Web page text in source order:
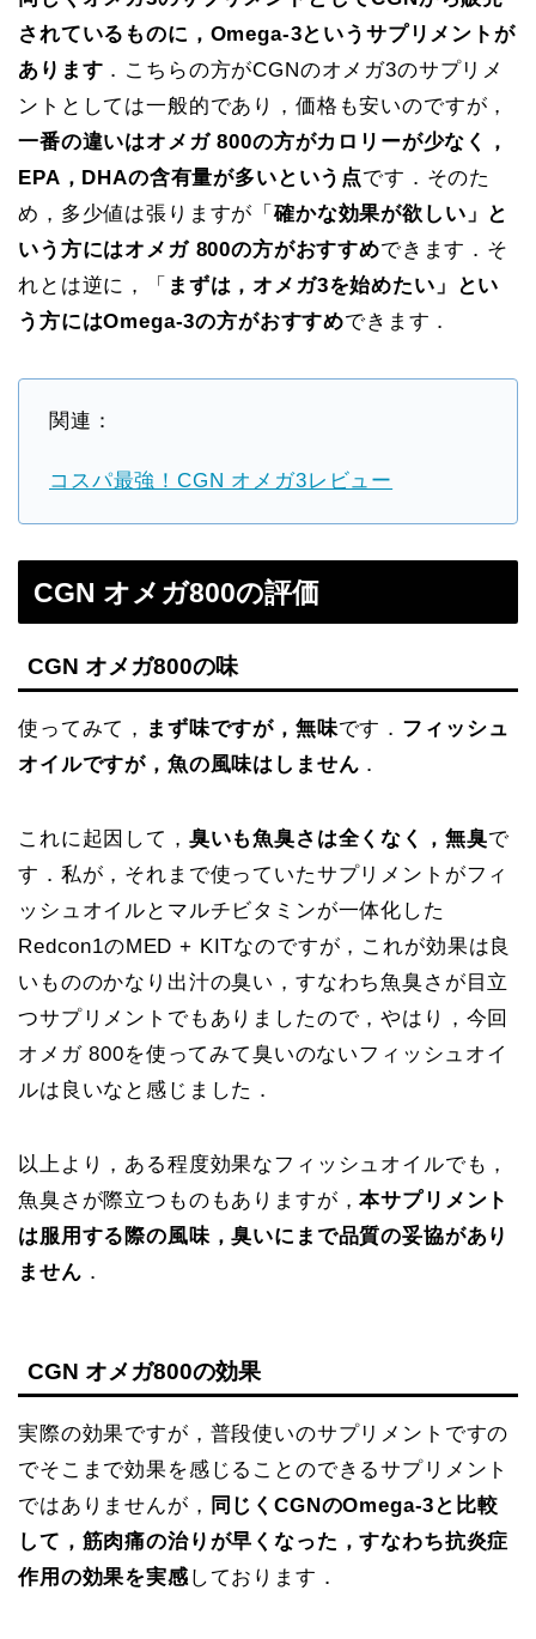
されているものに，Omega-3というサプリメントが
あります ．こちらの方がCGNのオメガ3のサプリメ
ントとしては一般的であり，価格も安いのですが，
一番の違いはオメガ 800の方がカロリーが少なく，
EPA，DHAの含有量が多いという点です．そのた
め，多少値は張りますが「確かな効果が欲しい」と
いう方にはオメガ 800の方がおすすめできます．そ
れとは逆に，「 まずは，オメガ3を始めたい」とい
う方にはOmega-3の方がおすすめできます．
関連：
コスパ最強！CGN オメガ3レビュー
CGN オメガ800の評価
CGN オメガ800の味
使ってみて， まず味ですが，無味です． フィッシュ
オイルですが，魚の風味はしません ．
これに起因して， 臭いも魚臭さは全くなく，無臭で
す．私が，それまで使っていたサプリメントがフィ
ッシュオイルとマルチビタミンが一体化した
Redcon1のMED + KITなのですが，これが効果は良
いもののかなり出汁の臭い，すなわち魚臭さが目立
つサプリメントでもありましたので，やはり，今回
オメガ 800を使ってみて臭いのないフィッシュオイ
ルは良いなと感じました．
以上より，ある程度効果なフィッシュオイルでも，
魚臭さが際立つものもありますが，本サプリメント
は服用する際の風味，臭いにまで品質の妥協があり
ません ．
CGN オメガ800の効果
実際の効果ですが，普段使いのサプリメントですの
でそこまで効果を感じることのできるサプリメント
ではありませんが，
同じくCGNのOmega-3と比較
して，筋肉痛の治りが早くなった，すなわち抗炎症
作用の効果を実感しております．